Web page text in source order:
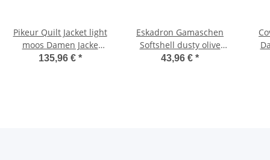
Pikeur Quilt Jacket light
moos Damen Jacke
ATHLEISURE
135,96 € *
Eskadron Gamaschen
Softshell dusty olive
Classic Sports FS 2025
43,96 € *